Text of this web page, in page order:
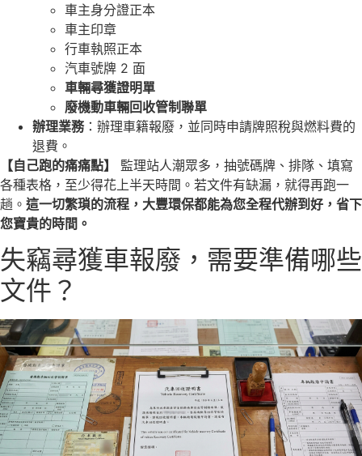
車主身分證正本
車主印章
行車執照正本
汽車號牌 2 面
車輛尋獲證明單
廢機動車輛回收管制聯單
辦理業務：辦理車籍報廢，並同時申請牌照稅與燃料費的
退費。
【自己跑的痛痛點】
監理站人潮眾多，抽號碼牌、排隊、填寫
各種表格，至少得花上半天時間。若文件有缺漏，就得再跑一
趟。 這一切繁瑣的流程，大豐環保都能為您全程代辦到好，省下
您寶貴的時間。
失竊尋獲車報廢，需要準備哪些
文件？